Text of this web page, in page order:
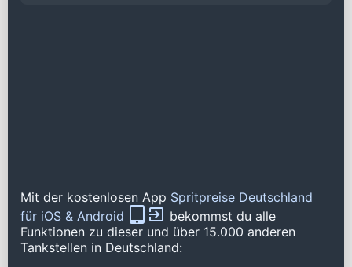
Mit der kostenlosen App Spritpreise Deutschland
für iOS & Android
bekommst du alle
Funktionen zu dieser und über 15.000 anderen
Tankstellen in Deutschland: